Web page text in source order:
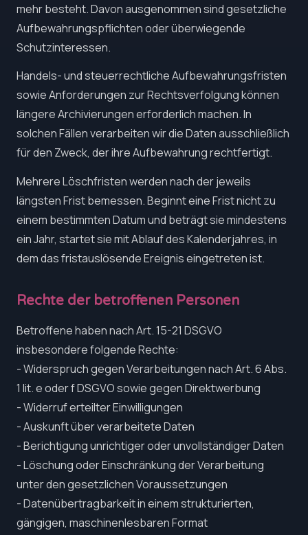
mehr besteht. Davon ausgenommen sind gesetzliche
Aufbewahrungspflichten oder überwiegende
Schutzinteressen.
Handels- und steuerrechtliche Aufbewahrungsfristen
sowie Anforderungen zur Rechtsverfolgung können
längere Archivierungen erforderlich machen. In
solchen Fällen verarbeiten wir die Daten ausschließlich
für den Zweck, der ihre Aufbewahrung rechtfertigt.
Mehrere Löschfristen werden nach der jeweils
längsten Frist bemessen. Beginnt eine Frist nicht zu
einem bestimmten Datum und beträgt sie mindestens
ein Jahr, startet sie mit Ablauf des Kalenderjahres, in
dem das fristauslösende Ereignis eingetreten ist.
Rechte der betroffenen Personen
Betroffene haben nach Art. 15-21 DSGVO
insbesondere folgende Rechte:
- Widerspruch gegen Verarbeitungen nach Art. 6 Abs.
1 lit. e oder f DSGVO sowie gegen Direktwerbung
- Widerruf erteilter Einwilligungen
- Auskunft über verarbeitete Daten
- Berichtigung unrichtiger oder unvollständiger Daten
- Löschung oder Einschränkung der Verarbeitung
unter den gesetzlichen Voraussetzungen
- Datenübertragbarkeit in einem strukturierten,
gängigen, maschinenlesbaren Format